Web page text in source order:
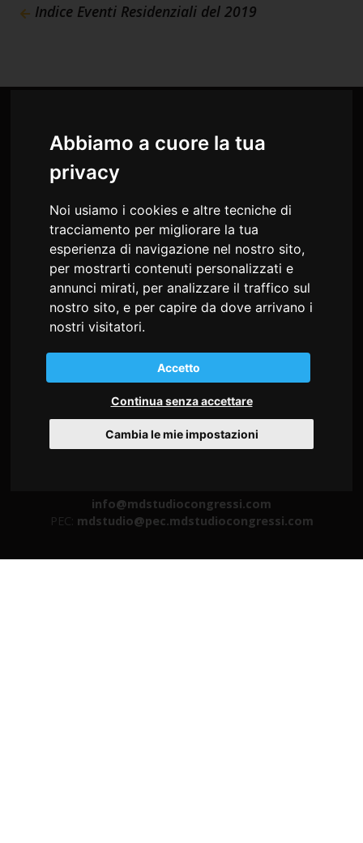
Abbiamo a cuore la tua
privacy
Noi usiamo i cookies e altre tecniche di
tracciamento per migliorare la tua
esperienza di navigazione nel nostro sito,
per mostrarti contenuti personalizzati e
annunci mirati, per analizzare il traffico sul
nostro sito, e per capire da dove arrivano i
nostri visitatori.
Accetto
Continua senza accettare
Cambia le mie impostazioni
Indice Eventi Residenziali del 2019
md studio congressi Snc
Via Giosuè Carducci, 22
34125 Trieste - Italia
info@mdstudiocongressi.com
PEC: mdstudio@pec.mdstudiocongressi.com